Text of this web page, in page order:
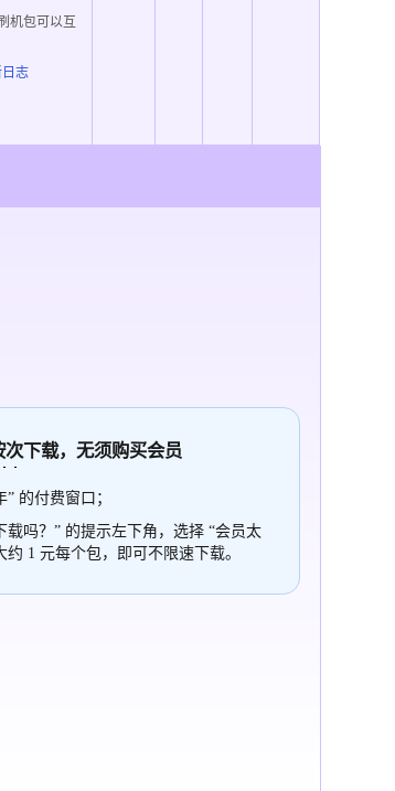
机包可以互
志
次下载，无须购买会员
的付费窗口；
载吗？” 的提示左下角，选择 “会员太
约 1 元每个包，即可不限速下载。